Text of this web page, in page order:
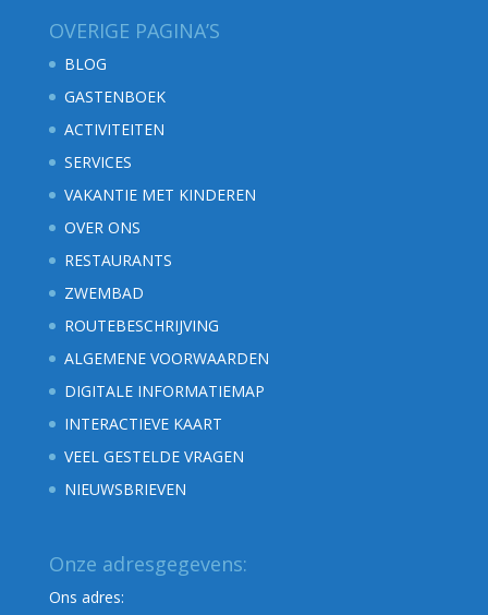
OVERIGE PAGINA’S
BLOG
GASTENBOEK
ACTIVITEITEN
SERVICES
VAKANTIE MET KINDEREN
OVER ONS
RESTAURANTS
ZWEMBAD
ROUTEBESCHRIJVING
ALGEMENE VOORWAARDEN
DIGITALE INFORMATIEMAP
INTERACTIEVE KAART
VEEL GESTELDE VRAGEN
NIEUWSBRIEVEN
Onze adresgegevens:
Ons adres: